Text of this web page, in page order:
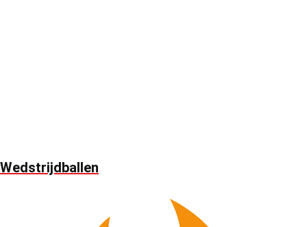
Wedstrijdballen